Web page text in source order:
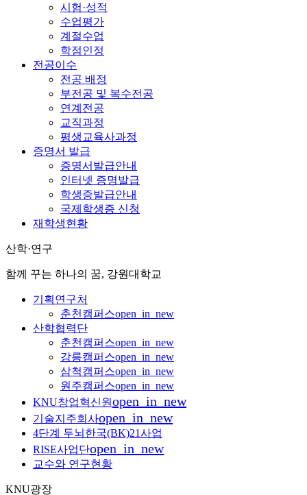
시험·성적
수업평가
계절수업
학점인정
전공이수
전공 배정
부전공 및 복수전공
연계전공
교직과정
평생교육사과정
증명서 발급
증명서발급안내
인터넷 증명발급
학생증발급안내
국제학생증 신청
재학생현황
산학·연구
함께 꾸는 하나의 꿈, 강원대학교
기획연구처
춘천캠퍼스open_in_new
산학협력단
춘천캠퍼스open_in_new
강릉캠퍼스open_in_new
삼척캠퍼스open_in_new
원주캠퍼스open_in_new
KNU창업혁신원open_in_new
기술지주회사open_in_new
4단계 두뇌한국(BK)21사업
RISE사업단open_in_new
교수와 연구현황
KNU광장